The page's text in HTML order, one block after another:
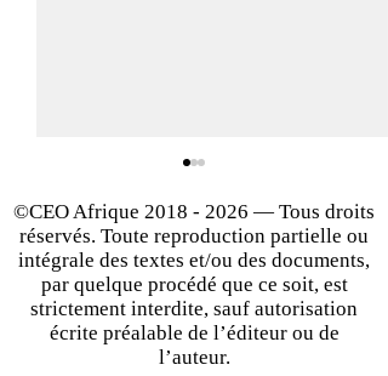
Big bang sur le marché
©CEO Afrique 2018 - 2026 — Tous droits
réservés. Toute reproduction partielle ou
intégrale des textes et/ou des documents,
par quelque procédé que ce soit, est
strictement interdite, sauf autorisation
écrite préalable de l’éditeur ou de
l’auteur.